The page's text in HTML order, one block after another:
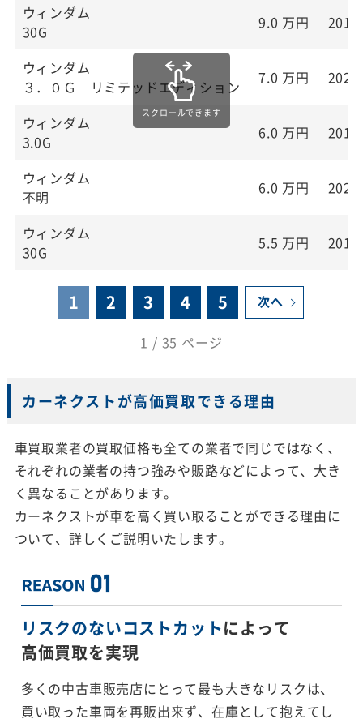
ウィンダム
30G
9.0 万円
ウィンダム
３．０Ｇ リミテッドエディション
7.0 万円
ウィンダム
3.0G
6.0 万円
ウィンダム
不明
6.0 万円
ウィンダム
30G
5.5 万円
1 2 3 4 5 次へ
1 / 35 ページ
カーネクストが高価買取できる理由
車買取業者の買取価格も全ての業者で同じではなく、
それぞれの業者の持つ強みや販路などによって、大き
く異なることがあります。
カーネクストが車を高く買い取ることができる理由に
ついて、詳しくご説明いたします。
リスクのないコストカットによって
高価買取を実現
多くの中古車販売店にとって最も大きなリスクは、
買い取った車両を再販出来ず、在庫として抱えてし